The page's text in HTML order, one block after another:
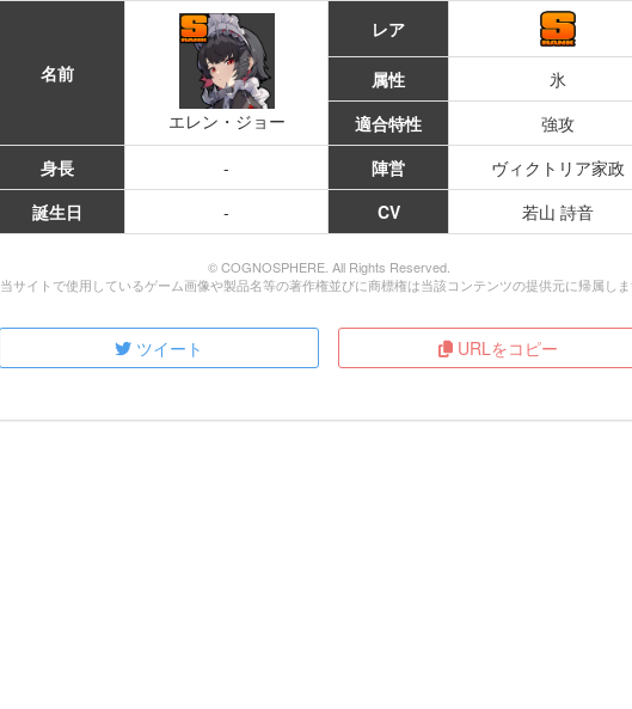
名前
エレン・ジョー
レア
属性
氷
適合特性
強攻
身長
- 陣営
ヴィクトリア家政
誕生日
- CV 若山 詩音
© COGNOSPHERE. All Rights Reserved.
当サイトで使用しているゲーム画像や製品名等の著作権並びに商標権は当該コンテンツの提供元に帰属し
ツイート URLをコピー